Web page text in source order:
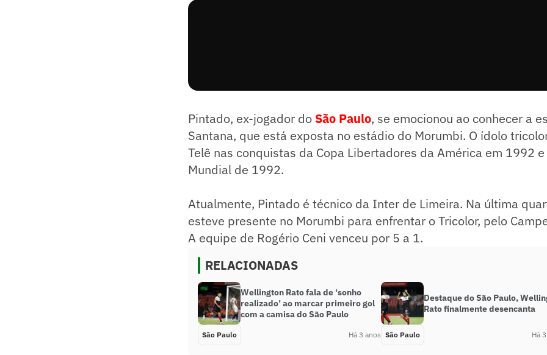
Pintado, ex-jogador do São Paulo, se emocionou ao conhecer a
Santana, que está exposta no estádio do Morumbi. O ídolo
Telê nas conquistas da Copa Libertadores da América em 1992
Mundial de 1992.
Atualmente, Pintado é técnico da Inter de Limeira. Na última
esteve presente no Morumbi para enfrentar o Tricolor, pelo
A equipe de Rogério Ceni venceu por 5 a 1.
RELACIONADAS
Wellington Rato fala de ‘sonho
realizado’ ao marcar primeiro gol
com a camisa do São Paulo
São Paulo Há 3 anos
Destaque do São Paulo,
Rato finalmente desencanta
São Paulo Há